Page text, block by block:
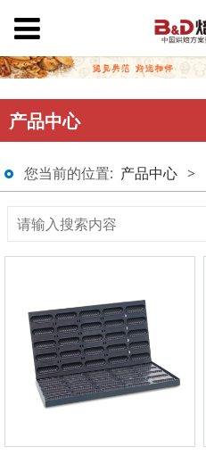
产品中心
您当前的位置: 产品中心 >